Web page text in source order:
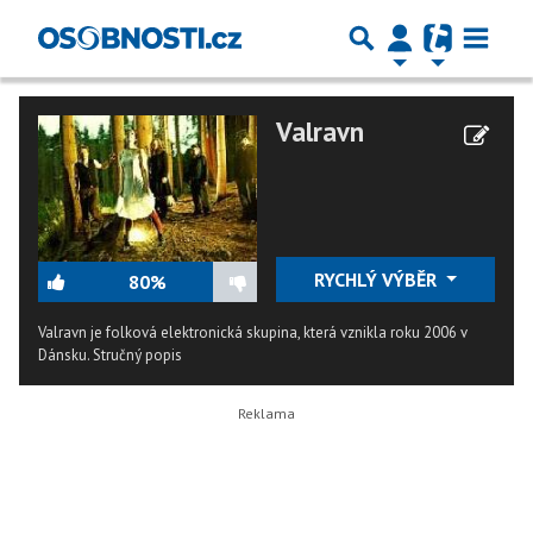
80%
Valravn
RYCHLÝ VÝBĚR
Valravn je folková elektronická skupina, která vznikla roku 2006 v
Dánsku.Stručný popis